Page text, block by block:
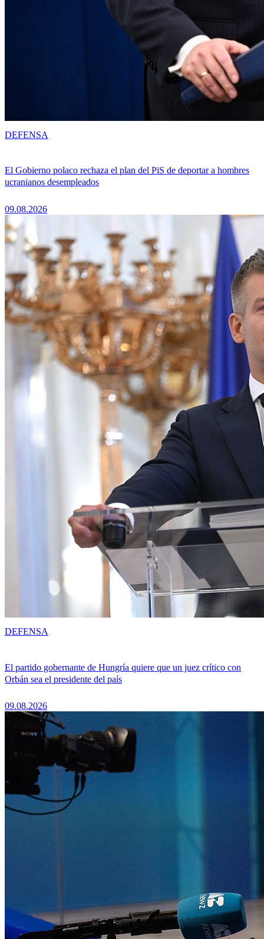
El Gobierno polaco rechaza el plan del PiS de deportar a hombres
ucranianos desempleados
09.08.2026
DEFENSA
El partido gobernante de Hungría quiere que un juez crítico con
Orbán sea el presidente del país
09.08.2026
DEFENSA